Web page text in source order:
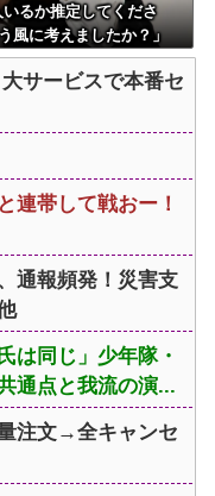
るか推定してくださ
風に考えましたか？」
んだがマジで納得いか
サービスで本番セ
連帯して戦おー！
通報頻発！災害支
は同じ」少年隊・
通点と我流の演...
注文→全キャンセ